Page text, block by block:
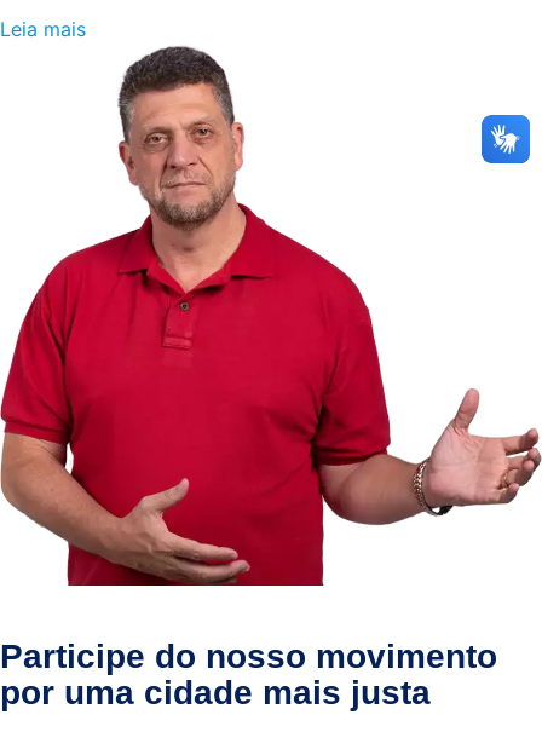
Leia mais
Participe do nosso movimento
por uma cidade mais justa